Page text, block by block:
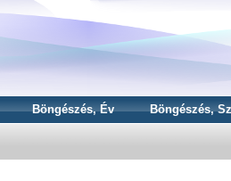
Böngészés, Év Böngészés,